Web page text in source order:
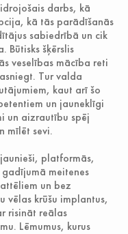
darbs, kā
kā tās parādīšanās
sabiedrībā un cik
Būtisks šķērslis
veselības mācība reti
Tur valda
kaut arī šo
un jauneklīgi
un aizrautību spēj
mīlēt sevi.
platformās,
meitenes
un bez
vēlas krūšu implantus,
risināt reālas
Lēmumus, kurus